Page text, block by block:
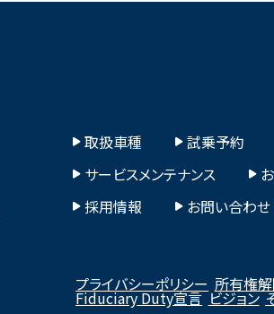
取扱車種
試乗予約
サービスメンテナンス
採用情報
お問い合わせ
プライバシーポリシー 所有権
Fiduciary Duty宣言 ビジョン